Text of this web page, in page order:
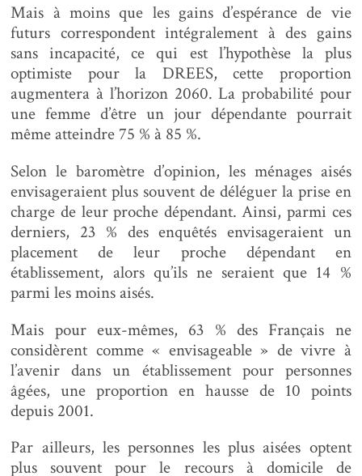
Mais à moins que les gains d’espérance de vie
futurs correspondent intégralement à des gains
sans incapacité, ce qui est l’hypothèse la plus
optimiste pour la DREES, cette proportion
augmentera à l’horizon 2060. La probabilité pour
une femme d’être un jour dépendante pourrait
même atteindre 75 % à 85 %.
Selon le baromètre d’opinion, les ménages aisés
envisageraient plus souvent de déléguer la prise en
charge de leur proche dépendant. Ainsi, parmi ces
derniers, 23 % des enquêtés envisageraient un
placement de leur proche dépendant en
établissement, alors qu’ils ne seraient que 14 %
parmi les moins aisés.
Mais pour eux-mêmes, 63 % des Français ne
considèrent comme « envisageable » de vivre à
l’avenir dans un établissement pour personnes
âgées, une proportion en hausse de 10 points
depuis 2001.
Par ailleurs, les personnes les plus aisées optent
plus souvent pour le recours à domicile de